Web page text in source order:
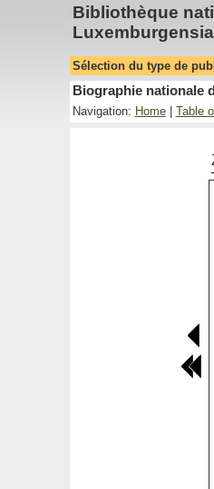
Bibliothèque
Sélection du type de
Biographie nationale
Navigation: Home| Table